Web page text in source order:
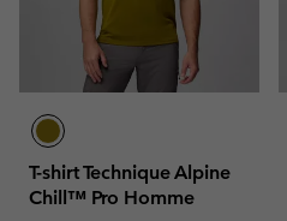
T-shirt Technique Alpine
Chill™ Pro Homme